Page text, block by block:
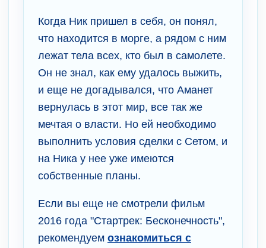
Когда Ник пришел в себя, он понял,
что находится в морге, а рядом с ним
лежат тела всех, кто был в самолете.
Он не знал, как ему удалось выжить,
и еще не догадывался, что Аманет
вернулась в этот мир, все так же
мечтая о власти. Но ей необходимо
выполнить условия сделки с Сетом, и
на Ника у нее уже имеются
собственные планы.
Если вы еще не смотрели фильм
2016 года "Стартрек: Бесконечность",
рекомендуем ознакомиться с